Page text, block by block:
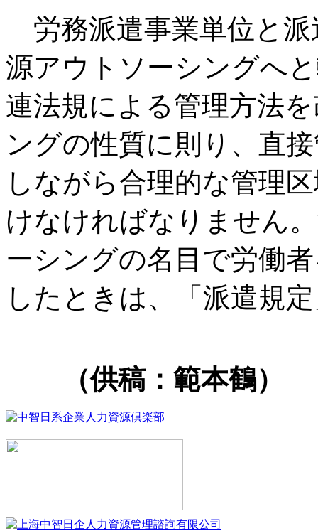
労務派遣事業単位と
源アウトソーシングへ
連法規による管理方法
ングの性質に則り、直
しながら合理的な管理
けなければなりません
ーシングの名目で労働
したときは、「派遣規
（供稿：範本鶴）